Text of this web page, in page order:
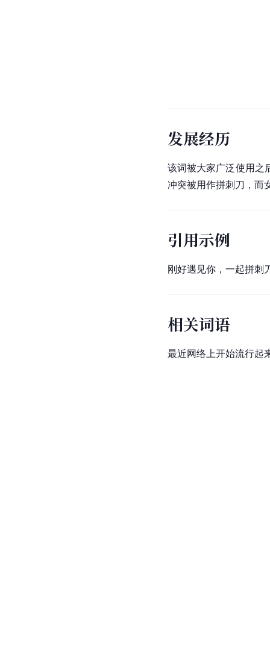
发展经历
该词被大家广泛使用之
冲突被用作拼刺刀，而
引用示例
刚好遇见你，一起拼刺
相关词语
最近网络上开始流行起